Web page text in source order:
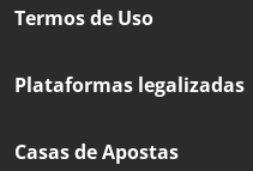
Termos de Uso
Plataformas legalizadas
Casas de Apostas